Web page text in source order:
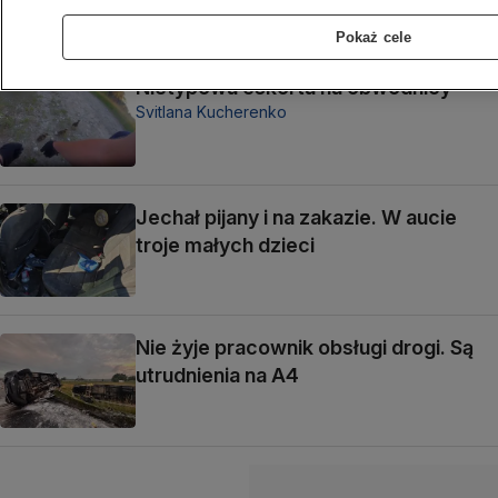
Nietypowa eskorta na obwodnicy
Svitlana Kucherenko
Jechał pijany i na zakazie. W aucie
troje małych dzieci
Nie żyje pracownik obsługi drogi. Są
utrudnienia na A4
Pokaż cele